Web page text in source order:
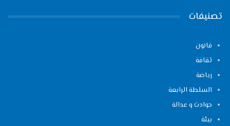
تصنيفات
قانون
ثقافة
رياضة
السلطة الرابعة
حوادث و عدالة
بيئة